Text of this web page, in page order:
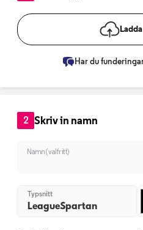
Har du
2 Skriv in namn
Namn (valfritt)
Typsnitt
LeagueSpartan